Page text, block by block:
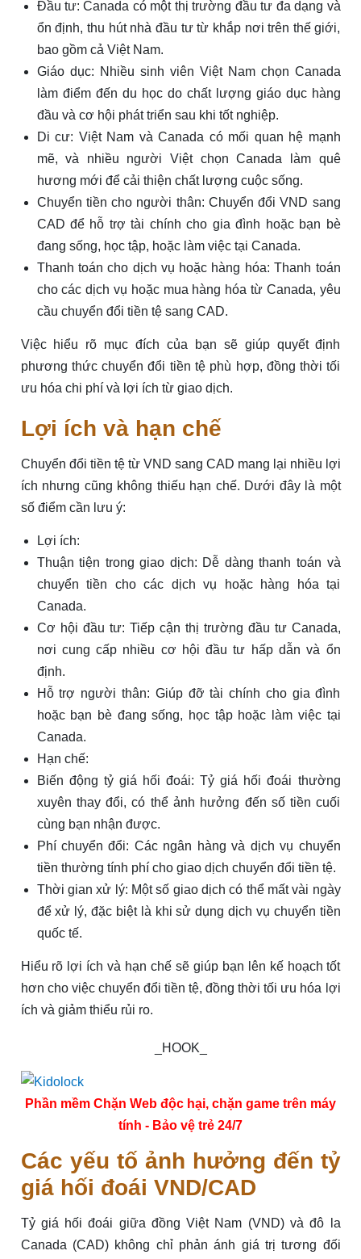
Đầu tư: Canada có một thị trường đầu tư đa dạng và
ổn định, thu hút nhà đầu tư từ khắp nơi trên thế giới,
bao gồm cả Việt Nam.
Giáo dục: Nhiều sinh viên Việt Nam chọn Canada
làm điểm đến du học do chất lượng giáo dục hàng
đầu và cơ hội phát triển sau khi tốt nghiệp.
Di cư: Việt Nam và Canada có mối quan hệ mạnh
mẽ, và nhiều người Việt chọn Canada làm quê
hương mới để cải thiện chất lượng cuộc sống.
Chuyển tiền cho người thân: Chuyển đổi VND sang
CAD để hỗ trợ tài chính cho gia đình hoặc bạn bè
đang sống, học tập, hoặc làm việc tại Canada.
Thanh toán cho dịch vụ hoặc hàng hóa: Thanh toán
cho các dịch vụ hoặc mua hàng hóa từ Canada, yêu
cầu chuyển đổi tiền tệ sang CAD.
Việc hiểu rõ mục đích của bạn sẽ giúp quyết định
phương thức chuyển đổi tiền tệ phù hợp, đồng thời tối
ưu hóa chi phí và lợi ích từ giao dịch.
Lợi ích và hạn chế
Chuyển đổi tiền tệ từ VND sang CAD mang lại nhiều lợi
ích nhưng cũng không thiếu hạn chế. Dưới đây là một
số điểm cần lưu ý:
Lợi ích:
Thuận tiện trong giao dịch: Dễ dàng thanh toán và
chuyển tiền cho các dịch vụ hoặc hàng hóa tại
Canada.
Cơ hội đầu tư: Tiếp cận thị trường đầu tư Canada,
nơi cung cấp nhiều cơ hội đầu tư hấp dẫn và ổn
định.
Hỗ trợ người thân: Giúp đỡ tài chính cho gia đình
hoặc bạn bè đang sống, học tập hoặc làm việc tại
Canada.
Hạn chế:
Biến động tỷ giá hối đoái: Tỷ giá hối đoái thường
xuyên thay đổi, có thể ảnh hưởng đến số tiền cuối
cùng bạn nhận được.
Phí chuyển đổi: Các ngân hàng và dịch vụ chuyển
tiền thường tính phí cho giao dịch chuyển đổi tiền tệ.
Thời gian xử lý: Một số giao dịch có thể mất vài ngày
để xử lý, đặc biệt là khi sử dụng dịch vụ chuyển tiền
quốc tế.
Hiểu rõ lợi ích và hạn chế sẽ giúp bạn lên kế hoạch tốt
hơn cho việc chuyển đổi tiền tệ, đồng thời tối ưu hóa lợi
ích và giảm thiểu rủi ro.
_HOOK_
Phần mềm Chặn Web độc hại, chặn game trên máy
tính - Bảo vệ trẻ 24/7
Các yếu tố ảnh hưởng đến tỷ
giá hối đoái VND/CAD
Tỷ giá hối đoái giữa đồng Việt Nam (VND) và đô la
Canada (CAD) không chỉ phản ánh giá trị tương đối